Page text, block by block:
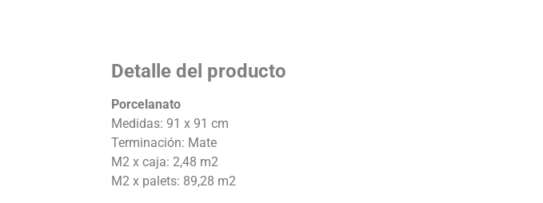
Detalle del producto
Porcelanato
Medidas: 91 x 91 cm
Terminación: Mate
M2 x caja: 2,48 m2
M2 x palets: 89,28 m2